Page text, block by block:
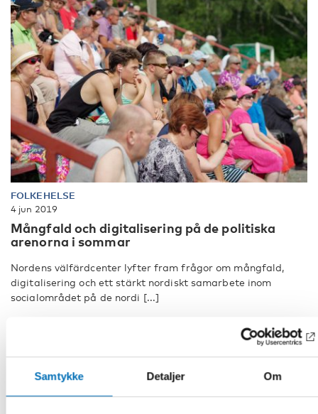
Samtykke Detaljer Om
FOLKEHELSE
4 jun 2019
Mångfald och digitalisering på de politiska
arenorna i sommar
Nordens välfärdcenter lyfter fram frågor om mångfald,
digitalisering och ett stärkt nordiskt samarbete inom
socialområdet på de nordi [...]